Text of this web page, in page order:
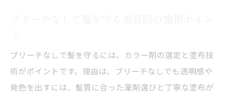
ブリーチなしで髪を守るには、カラー剤の選定と塗布技
術がポイントです。理由は、ブリーチなしでも透明感や
発色を出すには、髪質に合った薬剤選びと丁寧な塗布が